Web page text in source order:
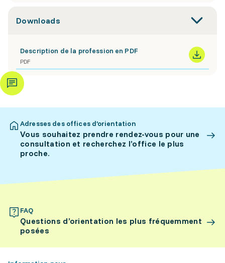
Downloads
Description de la profession en PDF
PDF
Adresses des offices d’orientation
Vous souhaitez prendre rendez-vous pour une
consultation et recherchez l’office le plus
proche.
FAQ
Questions d’orientation les plus fréquemment
posées